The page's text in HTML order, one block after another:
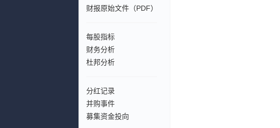
财报原始文件（PDF）
每股指标
财务分析
杜邦分析
分红记录
并购事件
募集资金投向